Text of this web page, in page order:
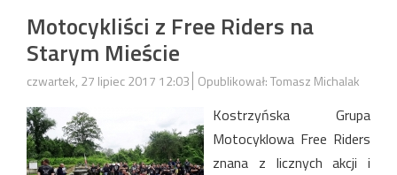
Motocykliści z Free Riders na
Starym Mieście
czwartek, 27 lipiec 2017 12:03 Opublikował: Tomasz Michalak
Kostrzyńska Grupa
Motocyklowa Free Riders
znana z licznych akcji i